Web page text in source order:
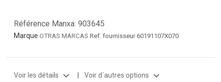
Référence Manxa: 903645
Marque OTRAS MARCAS Ref. fournisseur 60191107X070
Voir les détails expand_more | Voir d´autres options expand_more